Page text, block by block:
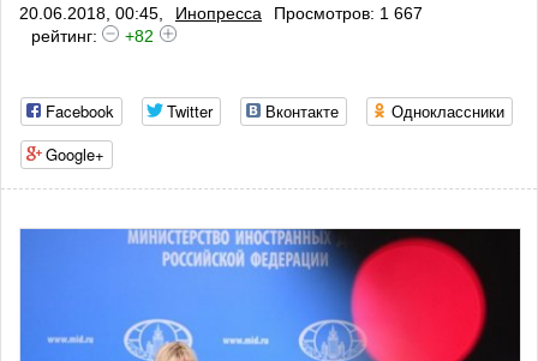
20.06.2018, 00:45, Инопресса
Просмотров: 1 667
рейтинг:
+82
Facebook Twitter Вконтакте
Одноклассники
Google+